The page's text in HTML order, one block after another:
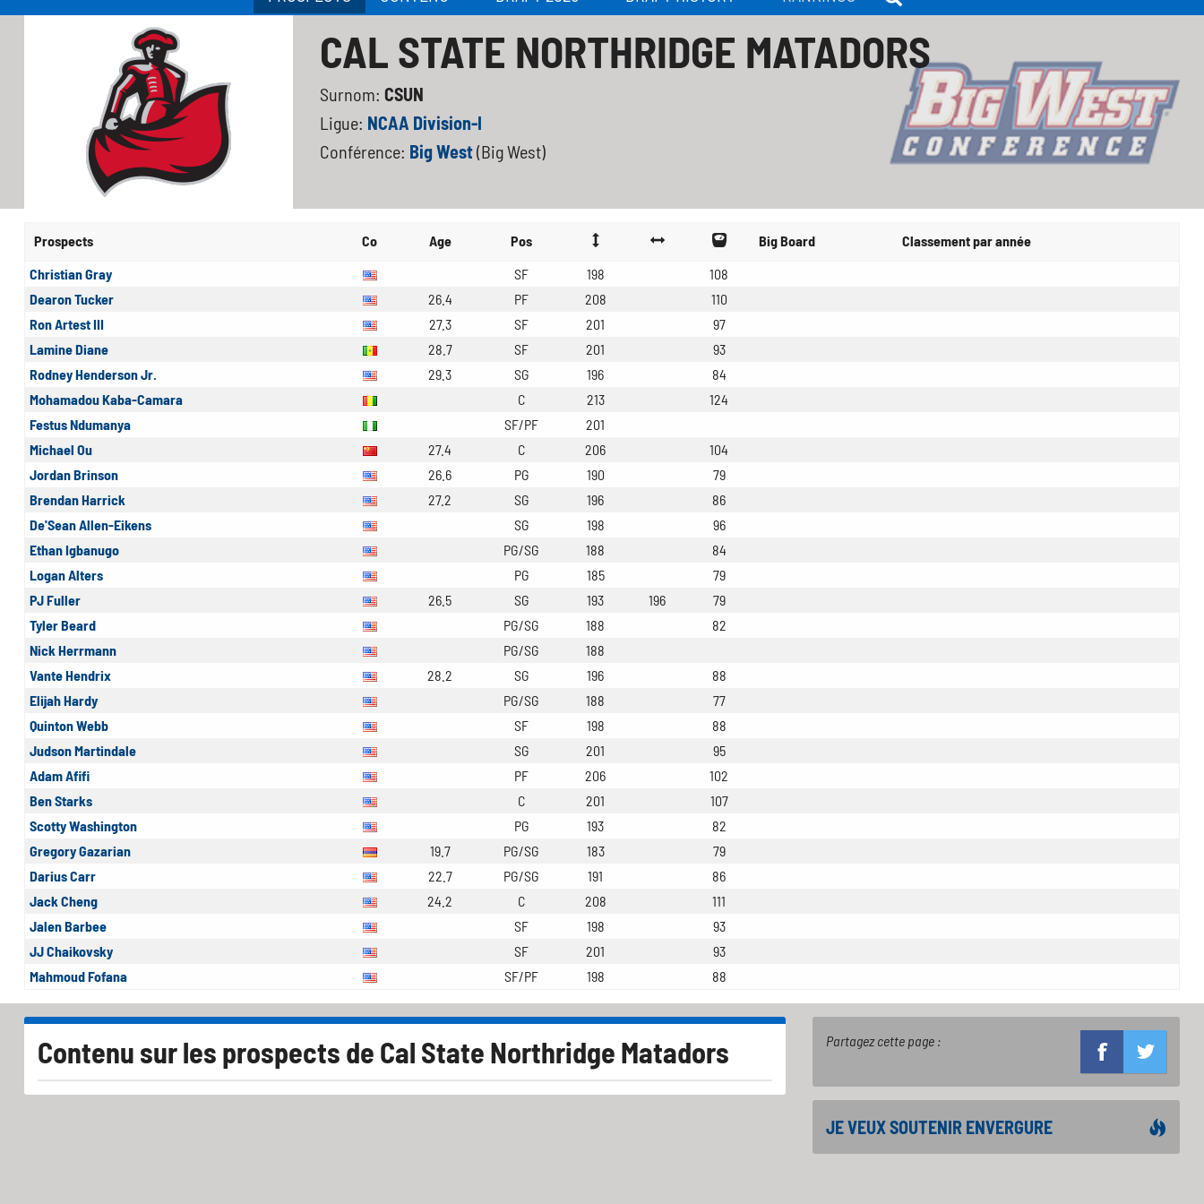
CAL STATE NORTHRIDGE MATADORS
Surnom: CSUN
Ligue: NCAA Division-I
Conférence: Big West(Big West)
Prospects Co Age Pos Big Board
Classement par année
Christian Gray
SF 198
108
Dearon Tucker
26.4 PF 208
110
Ron Artest III
27.3 SF 201
97
Lamine Diane
28.7 SF 201
93
Rodney Henderson Jr.
29.3 SG 196
84
Mohamadou Kaba-Camara
C 213
124
Festus Ndumanya
SF/PF
201
Michael Ou
27.4 C 206
104
Jordan Brinson
26.6 PG 190
79
Brendan Harrick
27.2 SG 196
86
De'Sean Allen-Eikens
SG 198
96
Ethan Igbanugo
PG/SG 188
84
Logan Alters
PG 185
79
PJ Fuller
26.5 SG 193 196
79
Tyler Beard
PG/SG 188
82
Nick Herrmann
PG/SG
188
Vante Hendrix
28.2 SG 196
88
Elijah Hardy
PG/SG 188
77
Quinton Webb
SF 198
88
Judson Martindale
SG 201
95
Adam Afifi
PF 206
102
Ben Starks
C 201
107
Scotty Washington
PG 193
82
Gregory Gazarian
19.7 PG/SG 183
79
Darius Carr
22.7 PG/SG 191
86
Jack Cheng
24.2 C 208
111
Jalen Barbee
SF 198
93
JJ Chaikovsky
SF 201
93
Mahmoud Fofana
SF/PF 198 88
Contenu sur les prospects de Cal State Northridge Matadors Partagez cette page :
JE VEUX SOUTENIR ENVERGURE